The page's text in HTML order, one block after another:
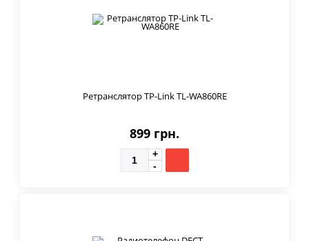
Ретранслятор TP-Link TL-WA860RE
899 грн.